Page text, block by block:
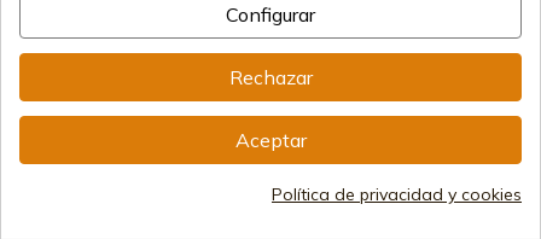
info@aceros-de-hispania.com
Configurar
Rechazar
Aceptar
Política de privacidad y cookies